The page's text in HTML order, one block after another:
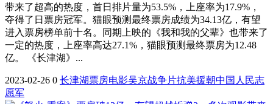
带来了超高的热度，首日排片量为53.5%，上座率为17.9%，
夺得了日票房冠军。猫眼预测最终票房成绩为34.13亿，有望
进入票房榜单前十名。同期上映的《我和我的父辈》也带来了
一定的热度，上座率高达27.1%，猫眼预测最终票房为12.48
亿。 《长津湖》...
2023-02-26 0 长津湖票房电影吴京战争片抗美援朝中国人民志
愿军